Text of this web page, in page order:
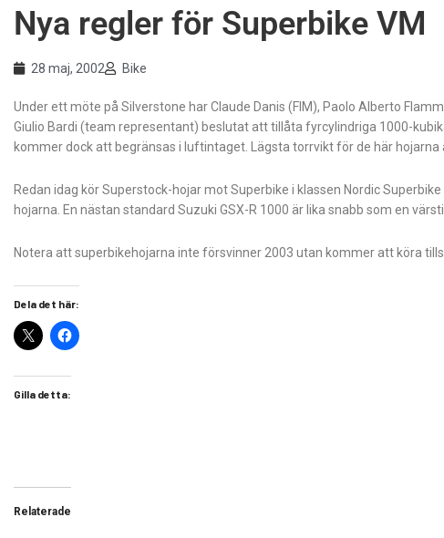
Nya regler för Superbike VM
28 maj, 2002 Bike
Under ett möte på Silverstone har Claude Danis (FIM), Paolo Alberto
Giulio Bardi (team representant) beslutat att tillåta fyrcylindriga 1000-
kommer dock att begränsas i luftintaget. Lägsta torrvikt för de här hojarna
Redan idag kör Superstock-hojar mot Superbike i klassen Nordic
hojarna. En nästan standard Suzuki GSX-R 1000 är lika snabb som en
Notera att superbikehojarna inte försvinner 2003 utan kommer att köra
Dela det här:
Gilla detta:
Relaterade